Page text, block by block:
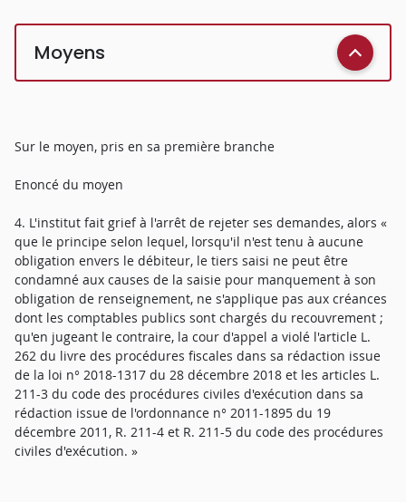
Moyens
Sur le moyen, pris en sa première branche
Enoncé du moyen
4. L'institut fait grief à l'arrêt de rejeter ses demandes, alors «
que le principe selon lequel, lorsqu'il n'est tenu à aucune
obligation envers le débiteur, le tiers saisi ne peut être
condamné aux causes de la saisie pour manquement à son
obligation de renseignement, ne s'applique pas aux créances
dont les comptables publics sont chargés du recouvrement ;
qu'en jugeant le contraire, la cour d'appel a violé l'article L.
262 du livre des procédures fiscales dans sa rédaction issue
de la loi n° 2018-1317 du 28 décembre 2018 et les articles L.
211-3 du code des procédures civiles d'exécution dans sa
rédaction issue de l'ordonnance n° 2011-1895 du 19
décembre 2011, R. 211-4 et R. 211-5 du code des procédures
civiles d'exécution. »